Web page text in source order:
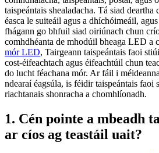
taispeántais shealadacha. Tá siad deartha
éasca le suiteáil agus a dhíchóimeáil,
fhágann go bhfuil siad oiriúnach chun
comhdhéanta de mhodúil bheaga LED a
mór LED, Tairgeann taispeántais faoi
cost-éifeachtach agus éifeachtúil chun
do lucht féachana mór. Ar fáil i
ndearaí éagsúla, is féidir taispeántais faoi
riachtanais shonracha a chomhlíonadh.
1. Cén pointe a mbeadh
ar cíos ag teastáil uait?